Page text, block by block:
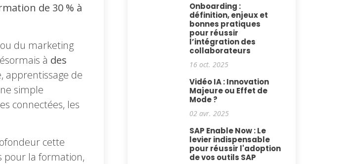
de 30 % à
du marketing
à des
apprentissage de
simple
connectées, les
cette
pour la formation,
Onboarding :
définition, enjeux et
bonnes pratiques
pour réussir
l’intégration des
collaborateurs
16 oct. 2025
Vidéo IA : Innovation
Majeure ou Effet de
Mode ?
02 avr. 2025
SAP Enable Now : Le
levier indispensable
pour réussir l'adoption
de vos outils SAP